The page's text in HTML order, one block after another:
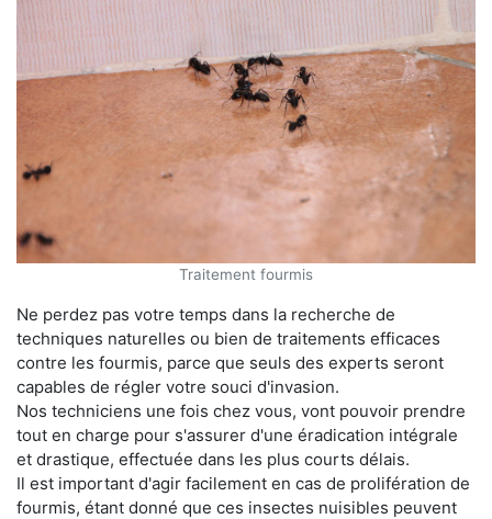
Traitement fourmis
Ne perdez pas votre temps dans la recherche de
techniques naturelles ou bien de traitements efficaces
contre les fourmis, parce que seuls des experts seront
capables de régler votre souci d'invasion.
Nos techniciens une fois chez vous, vont pouvoir prendre
tout en charge pour s'assurer d'une éradication intégrale
et drastique, effectuée dans les plus courts délais.
Il est important d'agir facilement en cas de prolifération de
fourmis, étant donné que ces insectes nuisibles peuvent